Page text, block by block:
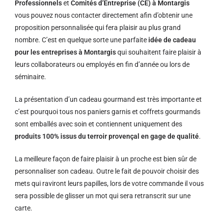
Professionnelset Comités d’Entreprise (CE) à Montargis
vous pouvez nous contacter directement afin d’obtenir une
proposition personnalisée qui fera plaisir au plus grand
nombre. C’est en quelque sorte une parfaite idée de cadeau
pour les entreprises à Montargisqui souhaitent faire plaisir à
leurs collaborateurs ou employés en fin d’année ou lors de
séminaire.
La présentation d’un cadeau gourmand est très importante et
c’est pourquoi tous nos paniers garnis et coffrets gourmands
sont emballés avec soin et contiennent uniquement des
produits 100% issus du terroir provençal en gage de qualité.
La meilleure façon de faire plaisir à un proche est bien sûr de
personnaliser son cadeau. Outre le fait de pouvoir choisir des
mets qui raviront leurs papilles, lors de votre commande il vous
sera possible de glisser un mot qui sera retranscrit sur une
carte.